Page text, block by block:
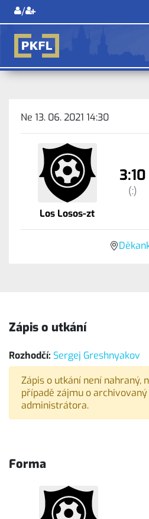
/
Ne 13. 06. 2021 14:30
Los Losos-zt
3:10
(:)
Zápis o utkání
Rozhodčí: Sergej Greshnyakov
Zápis o utkání není nahraný,
případě zájmu o
administrátora.
Forma